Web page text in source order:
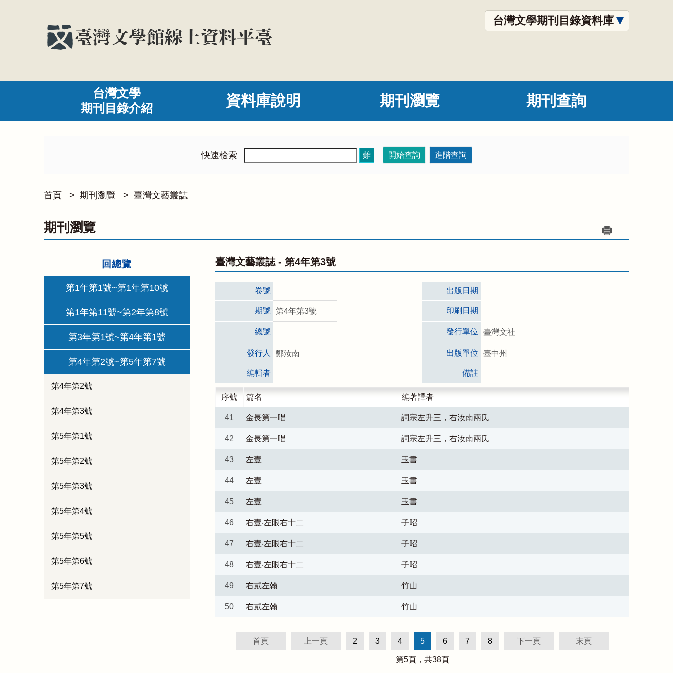
台灣文學期刊目錄資料庫
台灣文學
期刊目錄介紹
資料庫說明 期刊瀏覽 期刊查詢
快速檢索 難 開始查詢 進階查詢
首頁 > 期刊瀏覽 > 臺灣文藝叢誌
期刊瀏覽
回總覽
第1年第1號~第1年第10號
第1年第11號~第2年第8號
第3年第1號~第4年第1號
第4年第2號~第5年第7號
第4年第2號
第4年第3號
第5年第1號
第5年第2號
第5年第3號
第5年第4號
第5年第5號
第5年第6號
第5年第7號
臺灣文藝叢誌 - 第4年第3號
卷號 出版日期
期號 第4年第3號 印刷日期
總號 發行單位 臺灣文社
發行人 鄭汝南 出版單位 臺中州
編輯者 備註
序號 篇名 編著譯者
41 金長第一唱 詞宗左升三，右汝南兩氏
42 金長第一唱 詞宗左升三，右汝南兩氏
43 左壹 玉書
44 左壹 玉書
45 左壹 玉書
46 右壹‧左眼右十二 子昭
47 右壹‧左眼右十二 子昭
48 右壹‧左眼右十二 子昭
49 右貳左翰 竹山
50 右貳左翰 竹山
首頁 上一頁 2 3 4 5 6 7 8 下一頁 末頁
第5頁，共38頁